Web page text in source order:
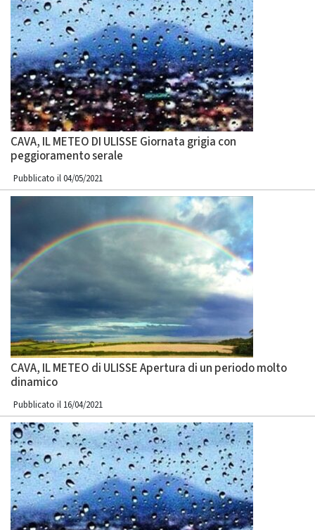
CAVA, IL METEO DI ULISSE Giornata grigia con
peggioramento serale
Pubblicato il 04/05/2021
CAVA, IL METEO di ULISSE Apertura di un periodo molto
dinamico
Pubblicato il 16/04/2021